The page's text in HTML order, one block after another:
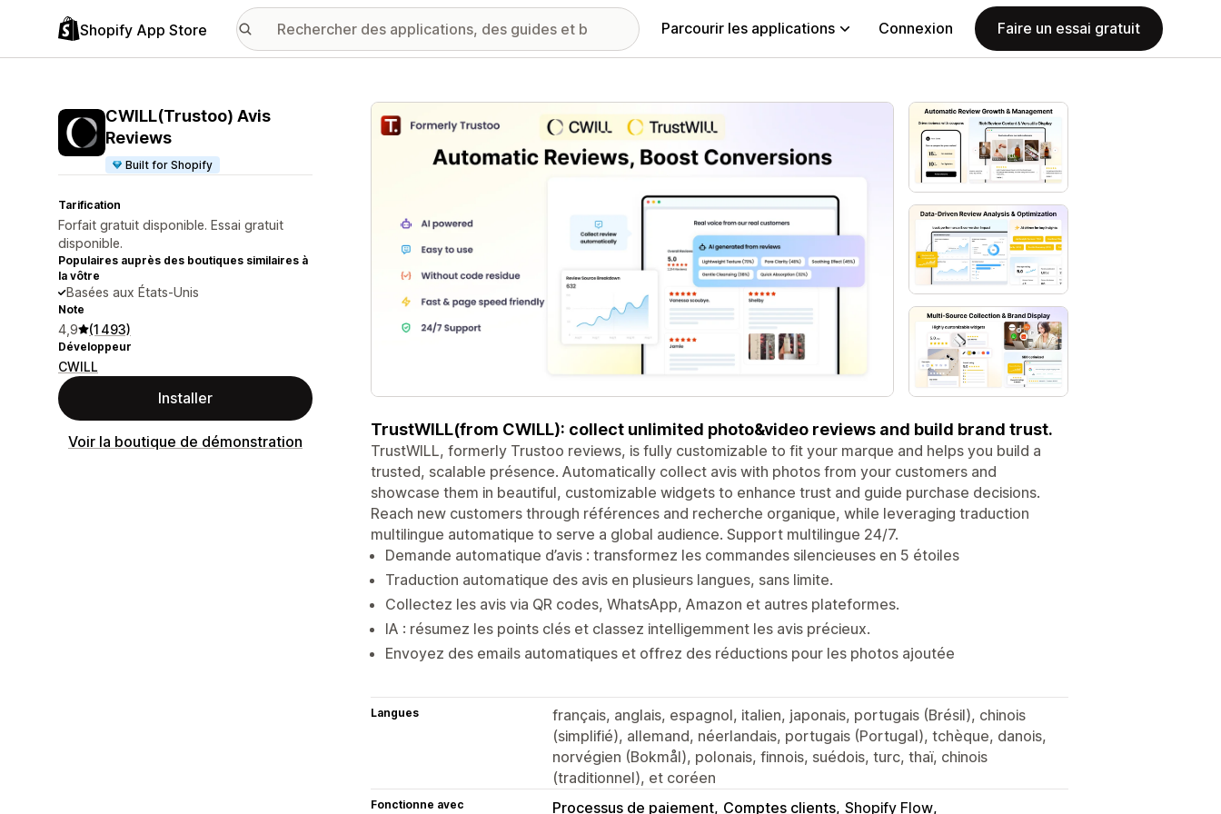
Shopify App Store Parcourir les applications Connexion Faire un essai gratuit
CWILL(Trustoo) Avis
Reviews
Built for Shopify
Tarification
Forfait gratuit disponible. Essai gratuit
disponible.
Populaires auprès des boutiques similaires à
la vôtre
Basées aux États-Unis
Note
4,9 (1 493)
Développeur
CWILL
Installer
Voir la boutique de démonstration
Galerie d’images vedette
TrustWILL(from CWILL): collect unlimited photo&video reviews and build brand trust.
TrustWILL, formerly Trustoo reviews, is fully customizable to fit your marque and helps you build a
trusted, scalable présence. Automatically collect avis with photos from your customers and
showcase them in beautiful, customizable widgets to enhance trust and guide purchase decisions.
Reach new customers through références and recherche organique, while leveraging traduction
multilingue automatique to serve a global audience. Support multilingue 24/7.
Demande automatique d’avis : transformez les commandes silencieuses en 5 étoiles
Traduction automatique des avis en plusieurs langues, sans limite.
Collectez les avis via QR codes, WhatsApp, Amazon et autres plateformes.
IA : résumez les points clés et classez intelligemment les avis précieux.
Envoyez des emails automatiques et offrez des réductions pour les photos ajoutée
Langues
français, anglais, espagnol, italien, japonais, portugais (Brésil), chinois
(simplifié), allemand, néerlandais, portugais (Portugal), tchèque, danois,
norvégien (Bokmål), polonais, finnois, suédois, turc, thaï, chinois
(traditionnel), et coréen
Fonctionne avec Processus de paiement Comptes clients Shopify Flow